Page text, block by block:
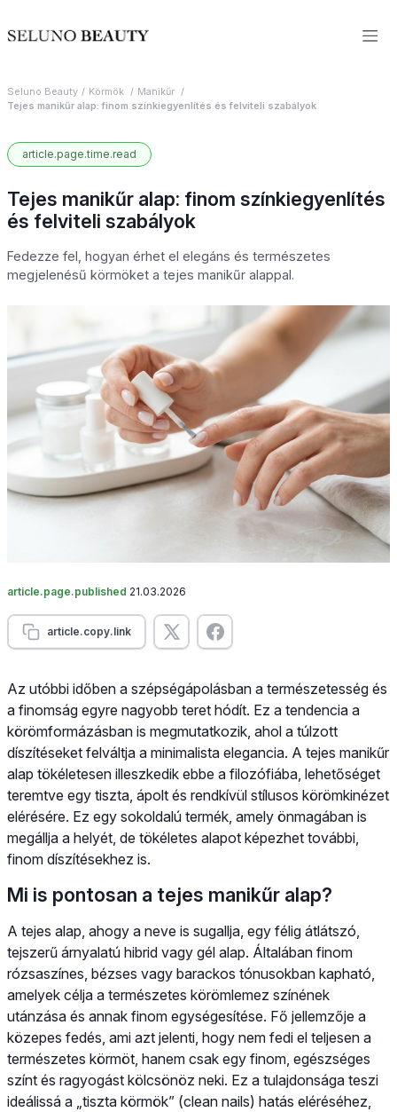
Seluno Beauty Körmök
Manikűr
Tejes manikűr alap: finom színkiegyenlítés és felviteli szabályok
article.page.time.read
Tejes manikűr alap: finom színkiegyenlítés
és felviteli szabályok
Fedezze fel, hogyan érhet el elegáns és természetes
megjelenésű körmöket a tejes manikűr alappal.
article.page.published 21.03.2026
article.copy.link
Az utóbbi időben a szépségápolásban a természetesség és
a finomság egyre nagyobb teret hódít. Ez a tendencia a
körömformázásban is megmutatkozik, ahol a túlzott
díszítéseket felváltja a minimalista elegancia. A tejes manikűr
alap tökéletesen illeszkedik ebbe a filozófiába, lehetőséget
teremtve egy tiszta, ápolt és rendkívül stílusos körömkinézet
elérésére. Ez egy sokoldalú termék, amely önmagában is
megállja a helyét, de tökéletes alapot képezhet további,
finom díszítésekhez is.
Mi is pontosan a tejes manikűr alap?
A tejes alap, ahogy a neve is sugallja, egy félig átlátszó,
tejszerű árnyalatú hibrid vagy gél alap. Általában finom
rózsaszínes, bézses vagy barackos tónusokban kapható,
amelyek célja a természetes körömlemez színének
utánzása és annak finom egységesítése. Fő jellemzője a
közepes fedés, ami azt jelenti, hogy nem fedi el teljesen a
természetes körmöt, hanem csak egy finom, egészséges
színt és ragyogást kölcsönöz neki. Ez a tulajdonsága teszi
ideálissá a „tiszta körmök” (clean nails) hatás eléréséhez,